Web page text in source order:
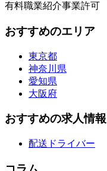
有料職業紹介事業許可
おすすめのエリア
東京都
神奈川県
愛知県
大阪府
おすすめの求人情報
配送ドライバー